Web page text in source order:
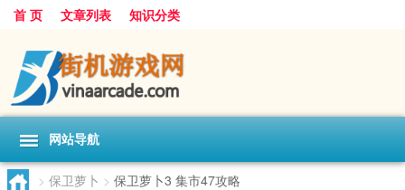
首 页 文章列表 知识分类
网站导航
> 保卫萝卜 > 保卫萝卜3 集市47攻略